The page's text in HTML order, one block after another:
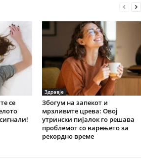
се
Здравје
Збогум на запекот и
мрзливите црева: Овој
утрински пијалок го решава
проблемот со варењето за
рекордно време